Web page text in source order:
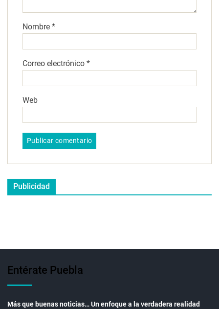
Nombre *
Correo electrónico *
Web
Publicidad
Entérate Puebla
Más que buenas noticias… Un enfoque a la verdadera realidad